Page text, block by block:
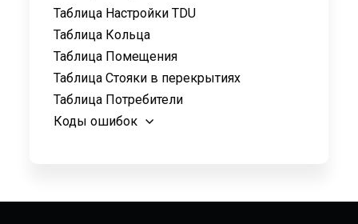
Таблица Настройки TDU
Таблица Кольца
Таблица Помещения
Таблица Стояки в перекрытиях
Таблица Потребители
Коды ошибок